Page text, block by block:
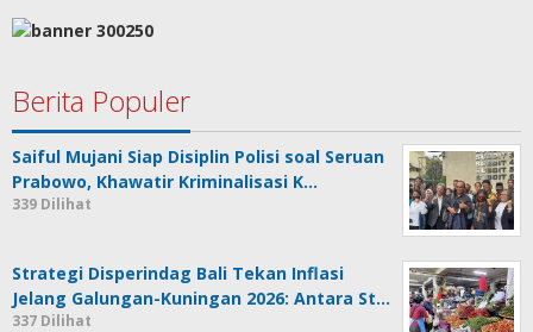
Berita Populer
Saiful Mujani Siap Disiplin Polisi soal Seruan
Prabowo, Khawatir Kriminalisasi K…
339 Dilihat
Strategi Disperindag Bali Tekan Inflasi
Jelang Galungan-Kuningan 2026: Antara St…
337 Dilihat